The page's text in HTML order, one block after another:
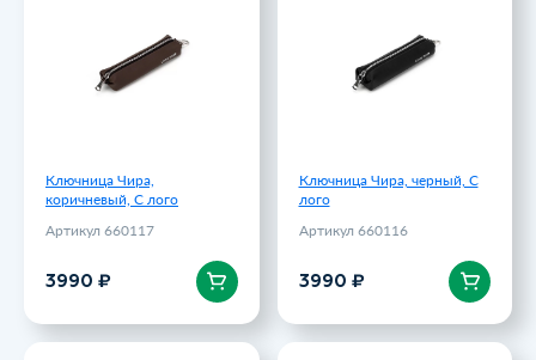
Ключница Чира,
коричневый, С лого
Артикул 660117
3990 ₽
3990 ₽
В корзину
Ключница Чира, черный, С
лого
Артикул 660116
3990 ₽
3990 ₽
В корзину